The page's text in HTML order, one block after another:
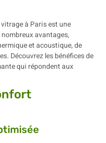
à Paris est une
avantages,
et acoustique, de
Découvrez les bénéfices de
qui répondent aux